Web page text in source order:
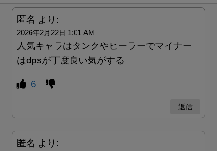
匿名 より:
2026年2月22日 1:01 AM
人気キャラはタンクやヒーラーでマイナー
はdpsが丁度良い気がする
6
返信
匿名 より: